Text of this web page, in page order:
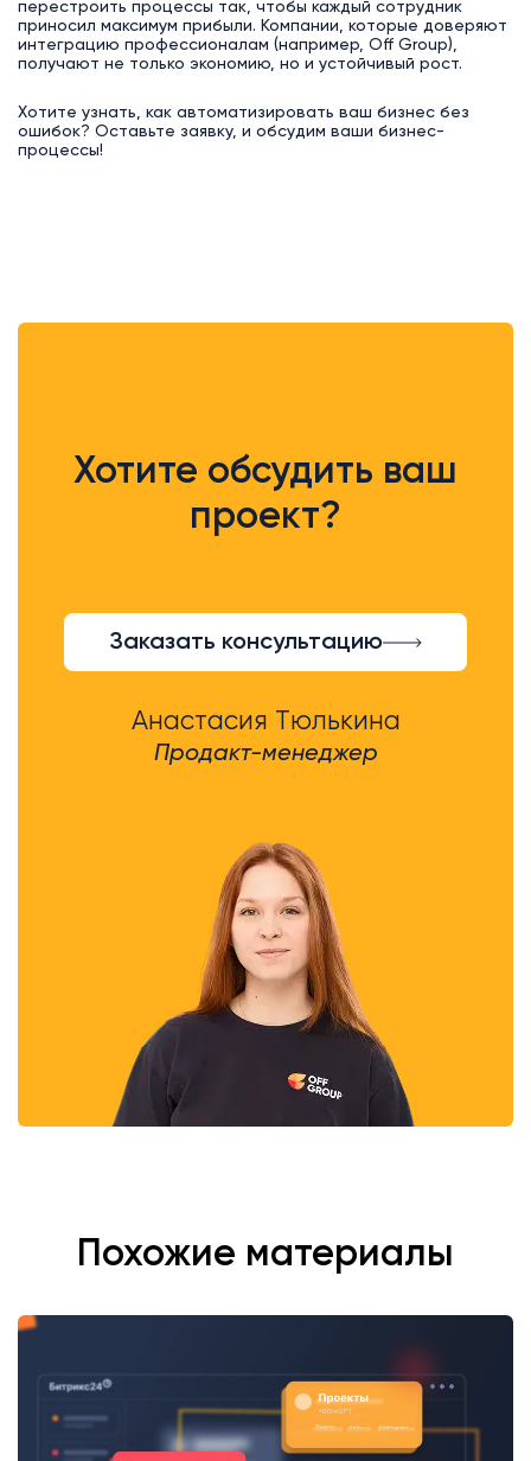
перестроить процессы так, чтобы каждый сотрудник
приносил максимум прибыли. Компании, которые доверяют
интеграцию профессионалам (например, Off Group),
получают не только экономию, но и устойчивый рост.
Хотите узнать, как автоматизировать ваш бизнес без
ошибок? Оставьте заявку, и обсудим ваши бизнес-
процессы!
Хотите обсудить ваш
проект?
Заказать консультацию
Анастасия Тюлькина
Продакт-менеджер
Похожие материалы